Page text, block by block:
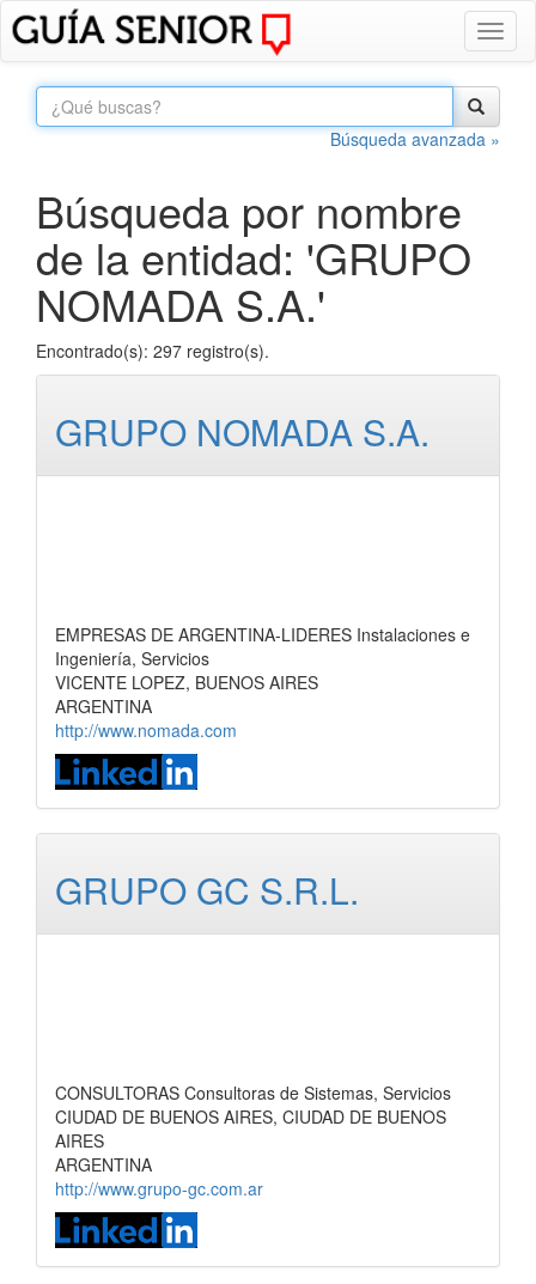
Búsqueda avanzada »
Búsqueda por nombre
de la entidad: 'GRUPO
NOMADA S.A.'
Encontrado(s): 297 registro(s).
GRUPO NOMADA S.A.
EMPRESAS DE ARGENTINA-LIDERES Instalaciones e
Ingeniería, Servicios
VICENTE LOPEZ, BUENOS AIRES
ARGENTINA
http://www.nomada.com
GRUPO GC S.R.L.
CONSULTORAS Consultoras de Sistemas, Servicios
CIUDAD DE BUENOS AIRES, CIUDAD DE BUENOS
AIRES
ARGENTINA
http://www.grupo-gc.com.ar